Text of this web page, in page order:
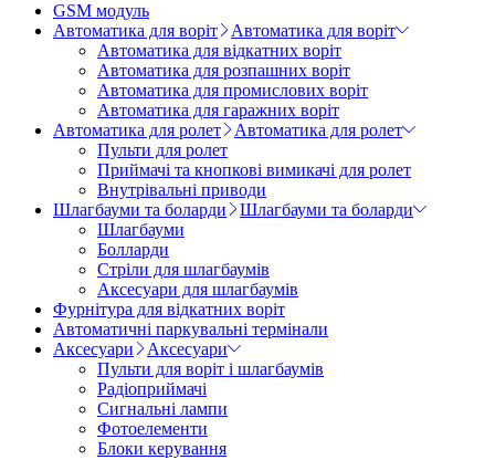
GSM модуль
Автоматика для воріт
Автоматика для воріт
Автоматика для відкатних воріт
Автоматика для розпашних воріт
Автоматика для промислових воріт
Автоматика для гаражних воріт
Автоматика для ролет
Автоматика для ролет
Пульти для ролет
Приймачі та кнопкові вимикачі для ролет
Внутрівальні приводи
Шлагбауми та боларди
Шлагбауми та боларди
Шлагбауми
Болларди
Стріли для шлагбаумів
Аксесуари для шлагбаумів
Фурнітура для відкатних воріт
Автоматичні паркувальні термінали
Аксесуари
Аксесуари
Пульти для воріт і шлагбаумів
Радіоприймачі
Сигнальні лампи
Фотоелементи
Блоки керування